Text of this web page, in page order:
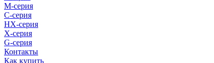
M-серия
С-серия
HX-серия
X-серия
G-серия
Контакты
Как купить